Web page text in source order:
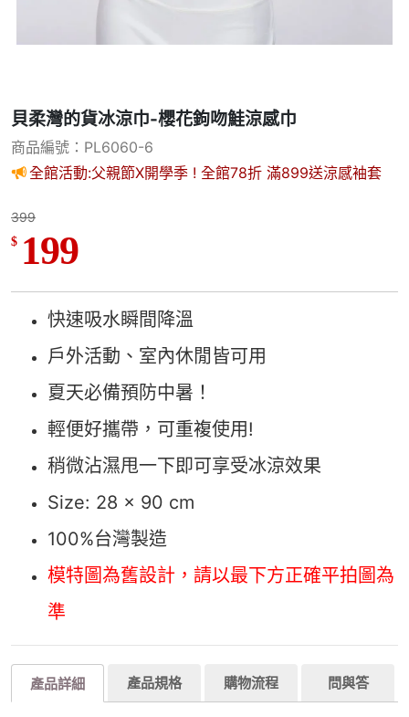
貝柔灣的貨冰涼巾-櫻花鉤吻鮭涼感巾
商品編號：PL6060-6
全館活動:父親節X開學季 ! 全館78折 滿899送涼感袖套
399
$ 199
快速吸水瞬間降溫
戶外活動、室內休閒皆可用
夏天必備預防中暑！
輕便好攜帶，可重複使用!
稍微沾濕甩一下即可享受冰涼效果
Size: 28 x 90 cm
100%台灣製造
模特圖為舊設計，請以最下方正確平拍圖為
準
產品詳細 產品規格 購物流程 問與答